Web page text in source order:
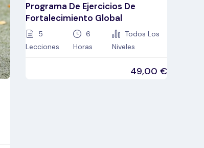
Programa De Ejercicios De
Fortalecimiento Global
5
Lecciones
6
Horas
Todos Los
Niveles
49,00 €